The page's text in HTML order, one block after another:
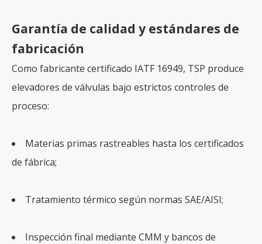
Garantía de calidad y estándares de
fabricación
Como fabricante certificado IATF 16949, TSP produce
elevadores de válvulas bajo estrictos controles de
proceso:
Materias primas rastreables hasta los certificados
de fábrica;
Tratamiento térmico según normas SAE/AISI;
Inspección final mediante CMM y bancos de